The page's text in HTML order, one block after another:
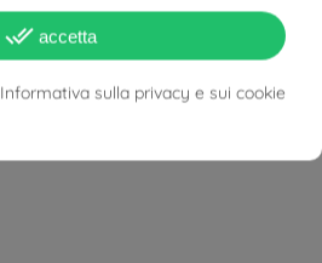
done_all accetta
Informativa sulla privacy e sui cookie